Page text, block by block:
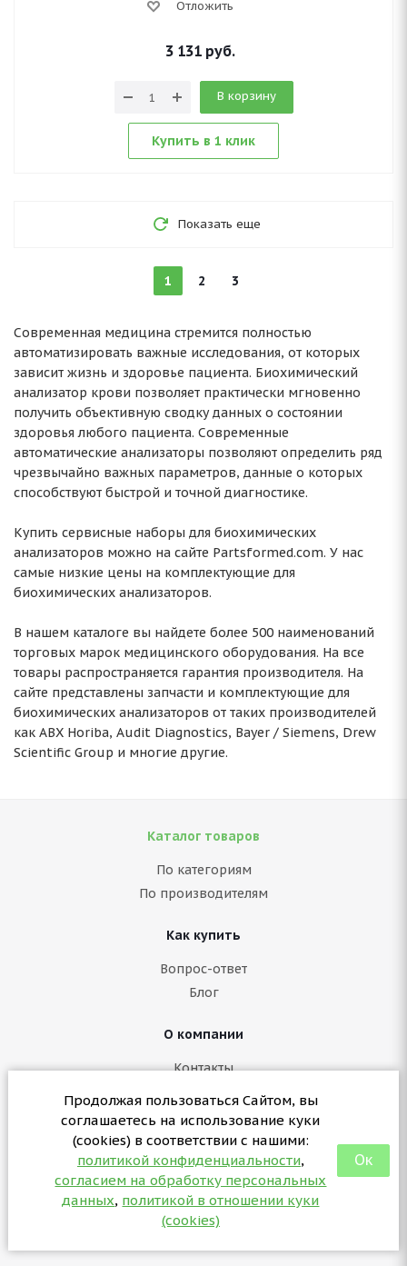
Продолжая пользоваться Сайтом, вы
соглашаетесь на использование куки
(cookies) в соответствии с нашими:
политикой конфиденциальности,
согласием на обработку персональных
данных, политикой в отношении куки
(cookies)
Ок
Отложить
3 131 руб.
В корзину
Купить в 1 клик
Показать еще
1 2 3
Современная медицина стремится полностью
автоматизировать важные исследования, от которых
зависит жизнь и здоровье пациента. Биохимический
анализатор крови позволяет практически мгновенно
получить объективную сводку данных о состоянии
здоровья любого пациента. Современные
автоматические анализаторы позволяют определить ряд
чрезвычайно важных параметров, данные о которых
способствуют быстрой и точной диагностике.
Купить сервисные наборы для биохимических
анализаторов можно на сайте Partsformed.com. У нас
самые низкие цены на комплектующие для
биохимических анализаторов.
В нашем каталоге вы найдете более 500 наименований
торговых марок медицинского оборудования. На все
товары распространяется гарантия производителя. На
сайте представлены запчасти и комплектующие для
биохимических анализаторов от таких производителей
как ABX Horiba, Audit Diagnostics, Bayer / Siemens, Drew
Scientific Group и многие другие.
2026 © partsformed.com - запчасти для медицинского
Каталог товаров
По категориям
По производителям
Как купить
Вопрос-ответ
Блог
О компании
Контакты
Политика конфиденциальности
Согласие на обработку персональных данных
Политика в отношении куки (cookies)
+7 (3412) 57-07-29
sales@partsformed.com